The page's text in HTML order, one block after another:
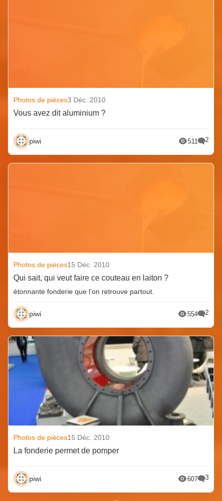
Photos de pièces3 Déc. 2010
Vous avez dit aluminium ?
piwi 511 2
Photos de pièces15 Déc. 2010
Qui sait, qui veut faire ce couteau en laiton ?
étonnante fonderie que l’on retrouve partout.
piwi 554 2
Photos de pièces15 Déc. 2010
La fonderie permet de pomper
piwi 607 3